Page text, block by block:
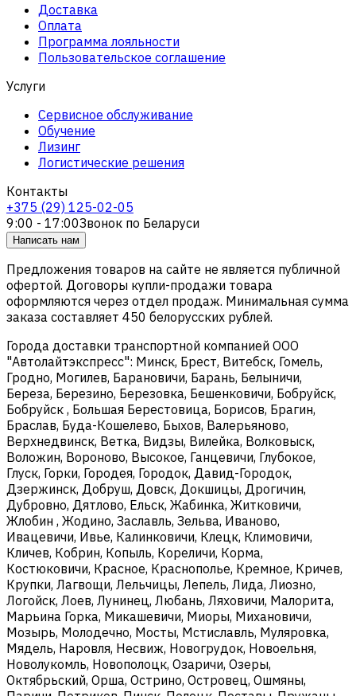
Доставка
Оплата
Программа лояльности
Пользовательское соглашение
Услуги
Сервисное обслуживание
Обучение
Лизинг
Логистические решения
Контакты
+375 (29) 125-02-05
9:00 - 17:00Звонок по Беларуси
Написать нам
Предложения товаров на сайте не является публичной
офертой. Договоры купли-продажи товара
оформляются через отдел продаж. Минимальная сумма
заказа составляет 450 белорусских рублей.
Города доставки транспортной компанией ООО
"Автолайтэкспресс": Минск, Брест, Витебск, Гомель,
Гродно, Могилев, Барановичи, Барань, Белыничи,
Береза, Березино, Березовка, Бешенковичи, Бобруйск,
Бобруйск , Большая Берестовица, Борисов, Брагин,
Браслав, Буда-Кошелево, Быхов, Валерьяново,
Верхнедвинск, Ветка, Видзы, Вилейка, Волковыск,
Воложин, Вороново, Высокое, Ганцевичи, Глубокое,
Глуск, Горки, Городея, Городок, Давид-Городок,
Дзержинск, Добруш, Довск, Докшицы, Дрогичин,
Дубровно, Дятлово, Ельск, Жабинка, Житковичи,
Жлобин , Жодино, Заславль, Зельва, Иваново,
Ивацевичи, Ивье, Калинковичи, Клецк, Климовичи,
Кличев, Кобрин, Копыль, Кореличи, Корма,
Костюковичи, Красное, Краснополье, Кремное, Кричев,
Крупки, Лагвощи, Лельчицы, Лепель, Лида, Лиозно,
Логойск, Лоев, Лунинец, Любань, Ляховичи, Малорита,
Марьина Горка, Микашевичи, Миоры, Михановичи,
Мозырь, Молодечно, Мосты, Мстиславль, Муляровка,
Мядель, Наровля, Несвиж, Новогрудок, Новоельня,
Новолукомль, Новополоцк, Озаричи, Озеры,
Октябрьский, Орша, Острино, Островец, Ошмяны,